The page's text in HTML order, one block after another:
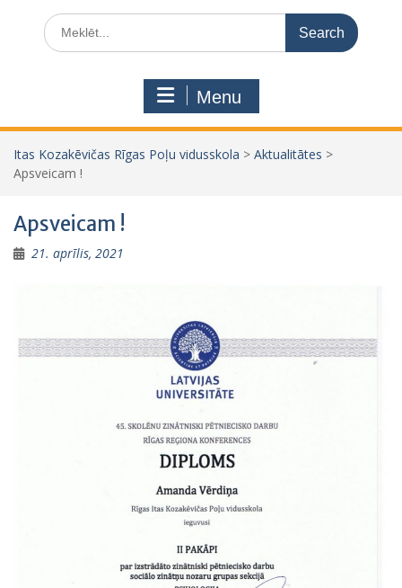
Search
for:
Menu
Itas Kozakēvičas Rīgas Poļu vidusskola > Aktualitātes >
Apsveicam !
Apsveicam !
21. aprīlis, 2021